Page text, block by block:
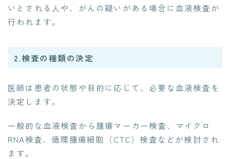
いとされる人や、がんの疑いがある場合に血液検査が
行われます。
2.検査の種類の決定
医師は患者の状態や目的に応じて、必要な血液検査を
決定します。
一般的な血液検査から腫瘍マーカー検査、マイクロ
RNA検査、循環腫瘍細胞（CTC）検査などが検討され
ます。